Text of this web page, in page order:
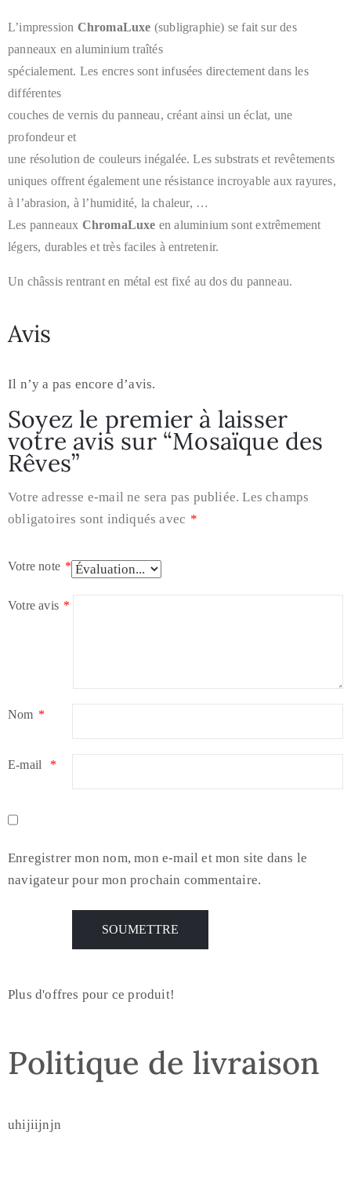
L’impression ChromaLuxe (subligraphie) se fait sur des
panneaux en aluminium traîtés
spécialement. Les encres sont infusées directement dans les
différentes
couches de vernis du panneau, créant ainsi un éclat, une
profondeur et
une résolution de couleurs inégalée. Les substrats et revêtements
uniques offrentégalement une résistance incroyable aux rayures,
à l’abrasion, àl’humidité, la chaleur, …
Les panneaux ChromaLuxe en aluminium sont extrêmement
légers, durables et très faciles à entretenir.
Un châssis rentrant en métal est fixé au dos du panneau.
Avis
Il n’y a pas encore d’avis.
Soyez le premier à laisser
votre avis sur “Mosaïque des
Rêves”
Votre adresse e-mail ne sera pas publiée. Les champs
obligatoires sont indiqués avec *
Votre note *
Votre avis *
Nom *
E-mail *
Enregistrer mon nom, mon e-mail et mon site dans le
navigateur pour mon prochain commentaire.
Plus d'offres pour ce produit!
Politique de livraison
uhijiijnjn